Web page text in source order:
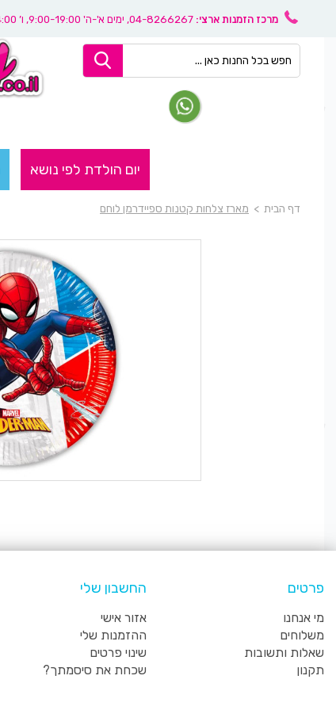
מרכז הזמנות ארצי: 04-8266267, ימים א'-ה' 9:00-19:00, ו’ 08:30-14:00
יום הולדת לפי נושא
דף הבית > מארז צלחות קטנות ספיידרמן לוחם
פרטים
מי אנחנו
משלוחים
שאלות ותשובות
תקנון
החשבון שלי
אזור אישי
ההזמנות שלי
שינוי פרטים
שכחת את סיסמתך?